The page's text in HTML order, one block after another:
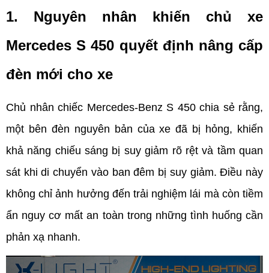
1. Nguyên nhân khiến chủ xe
Mercedes S 450 quyết định nâng cấp
đèn mới cho xe
Chủ nhân chiếc Mercedes-Benz S 450 chia sẻ rằng,
một bên đèn nguyên bản của xe đã bị hỏng, khiến
khả năng chiếu sáng bị suy giảm rõ rệt và tầm quan
sát khi di chuyển vào ban đêm bị suy giảm. Điều này
không chỉ ảnh hưởng đến trải nghiệm lái mà còn tiềm
ẩn nguy cơ mất an toàn trong những tình huống cần
phản xạ nhanh.